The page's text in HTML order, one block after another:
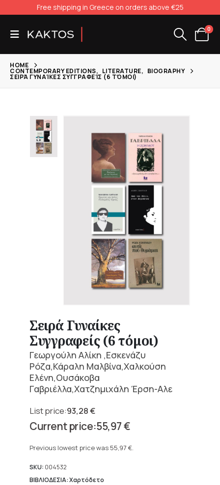
Free shipping in Greece on orders above €25
0
HOME
CONTEMPORARY EDITIONS, LITERATURE, BIOGRAPHY
ΣΕΙΡΆ ΓΥΝΑΊΚΕΣ ΣΥΓΓΡΑΦΕΊΣ (6 ΤΌΜΟΙ)
Σειρά Γυναίκες
Συγγραφείς (6 τόμοι)
Γεωργούλη Αλίκη ,Εσκενάζυ
Ρόζα,Κάραλη Μαλβίνα,Χαλκούση
Ελένη,Ουσάκοβα
Γαβριέλλα,Χατζημιχάλη Έρση-Αλε
93,28€
Original
price
93,28 €.
55,97€
price
55,97 €.
Previous lowest price was55,97 €.
SKU: 004532
ΒΙΒΛΙΟΔΕΣΙΑ: Χαρτόδετο